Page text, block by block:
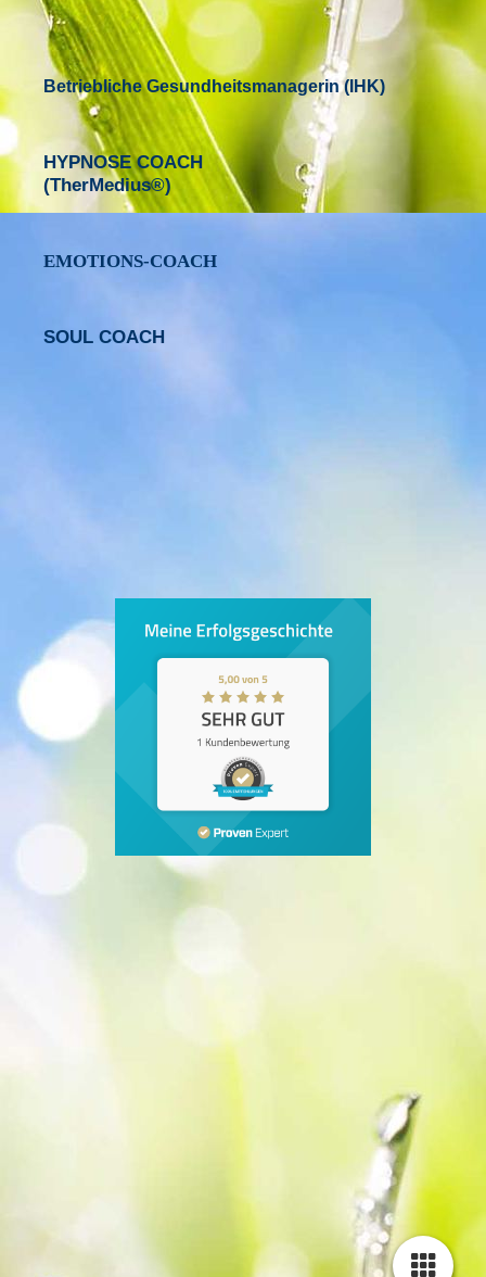
Betriebliche Gesundheitsmanagerin (IHK)
HYPNOSE COACH
(TherMedius®)
EMOTIONS-COACH
SOUL COACH